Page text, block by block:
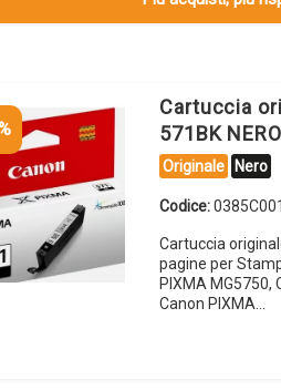
Cartuccia
571BK NERO
Originale Nero
Codice:0385C001
Cartuccia
pagine per
PIXMA MG5750,
Canon PIXMA…